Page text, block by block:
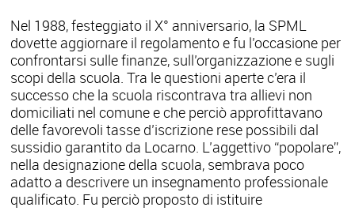
Nel 1988, festeggiato il X° anniversario, la SPML
dovette aggiornare il regolamento e fu l’occasione per
confrontarsi sulle finanze, sull’organizzazione e sugli
scopi della scuola. Tra le questioni aperte c’era il
successo che la scuola riscontrava tra allievi non
domiciliati nel comune e che perciò approfittavano
delle favorevoli tasse d’iscrizione rese possibili dal
sussidio garantito da Locarno. L’aggettivo “popolare”,
nella designazione della scuola, sembrava poco
adatto a descrivere un insegnamento professionale
qualificato. Fu perciò proposto di istituire